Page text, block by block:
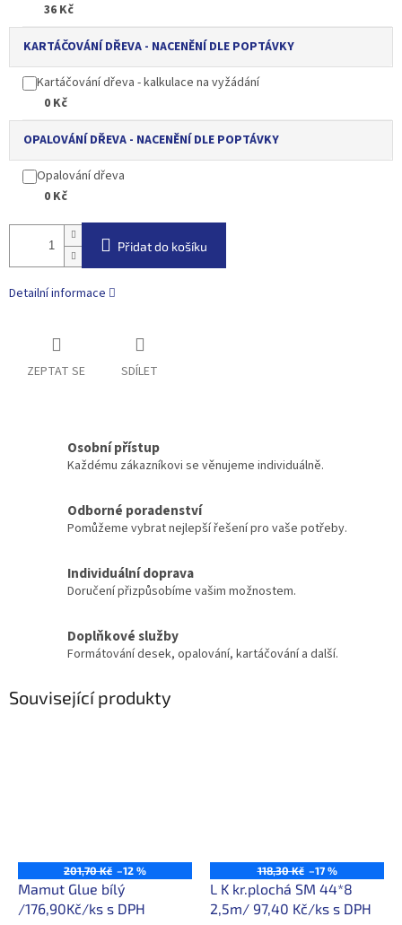
36 Kč
KARTÁČOVÁNÍ DŘEVA - NACENĚNÍ DLE POPTÁVKY
Kartáčování dřeva - kalkulace na vyžádání
0 Kč
OPALOVÁNÍ DŘEVA - NACENĚNÍ DLE POPTÁVKY
Opalování dřeva
0 Kč
Přidat do košíku
Detailní informace
ZEPTAT SE SDÍLET
Osobní přístup
Každému zákazníkovi se věnujeme individuálně.
Odborné poradenství
Pomůžeme vybrat nejlepší řešení pro vaše potřeby.
Individuální doprava
Doručení přizpůsobíme vašim možnostem.
Doplňkové služby
Formátování desek, opalování, kartáčování a další.
Související produkty
201,70 Kč –12 %
Mamut Glue bílý
/176,90Kč/ks s DPH
118,30 Kč –17 %
L K kr.plochá SM 44*8
2,5m/ 97,40 Kč/ks s DPH